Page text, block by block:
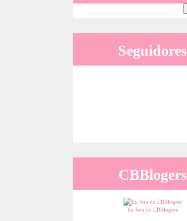
Seguidores
CBBlogers
Eu Sou do CBBlogers